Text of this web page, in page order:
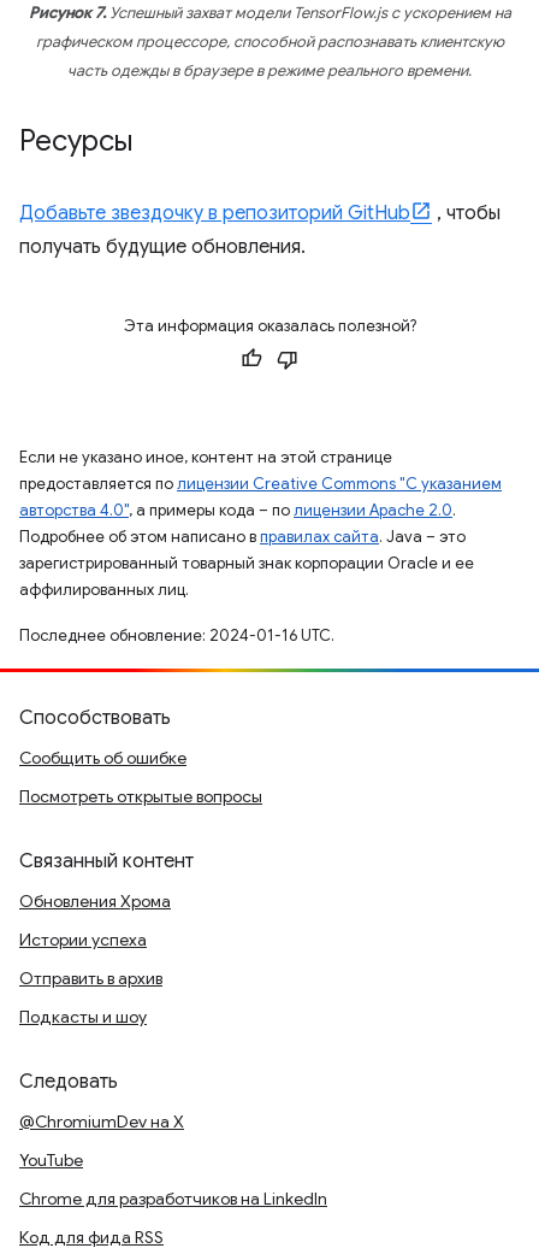
Рисунок 7.Успешный захват модели TensorFlow.js с ускорением на
графическом процессоре, способной распознавать клиентскую
часть одежды в браузере в режиме реального времени.
Ресурсы
Добавьте звездочку в репозиторий GitHub
, чтобы
получать будущие обновления.
Эта информация оказалась полезной?
Если не указано иное, контент на этой странице
предоставляется полицензии Creative Commons "С указанием
авторства 4.0", а примеры кода – полицензии Apache 2.0.
Подробнее об этом написано вправилах сайта. Java – это
зарегистрированный товарный знак корпорации Oracle и ее
аффилированных лиц.
Последнее обновление: 2024-01-16 UTC.
Способствовать
Сообщить об ошибке
Посмотреть открытые вопросы
Связанный контент
Обновления Хрома
Истории успеха
Отправить в архив
Подкасты и шоу
Следовать
@ChromiumDev на X
YouTube
Chrome для разработчиков на LinkedIn
Код для фида RSS